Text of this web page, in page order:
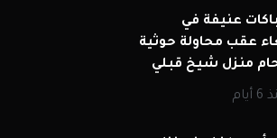
عنيفة في
عقب محاولة حوثية
منزل شيخ قبلي